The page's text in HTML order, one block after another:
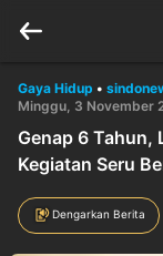
Gaya Hidup •
Minggu, 3 November
Genap 6 Tahun,
Kegiatan Seru
Dengarkan Berita